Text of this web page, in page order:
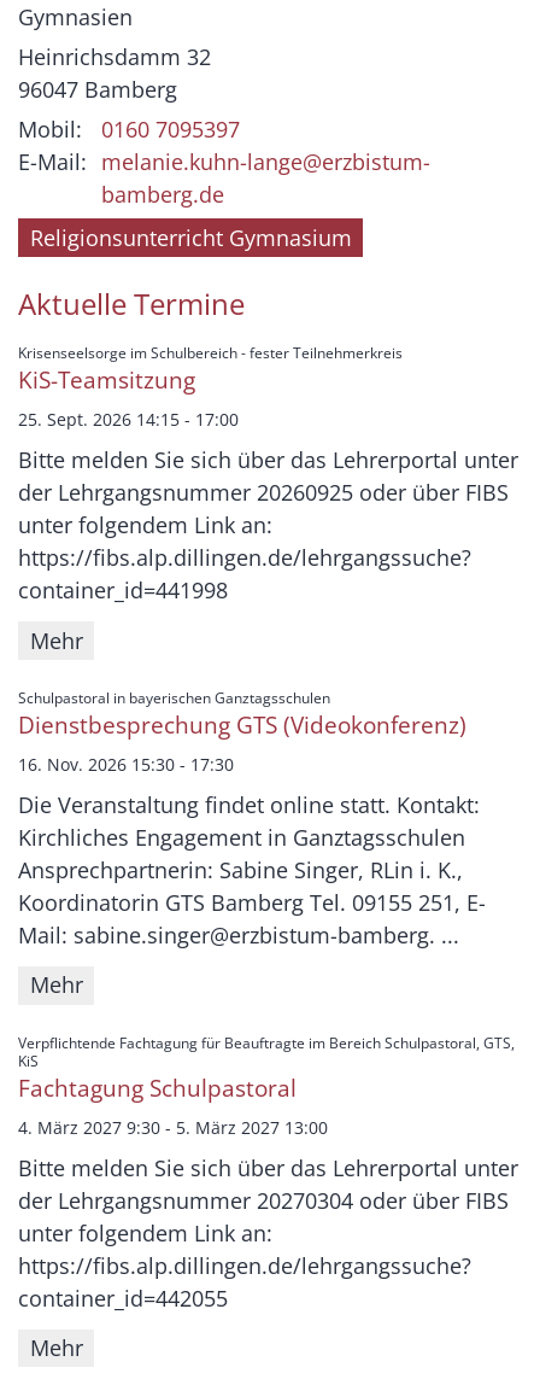
Gymnasien
Heinrichsdamm 32
96047 Bamberg
Mobil:
0160 7095397
E-Mail: melanie.kuhn-lange@erzbistum-
bamberg.de
Religionsunterricht Gymnasium
Aktuelle Termine
Krisenseelsorge im Schulbereich - fester Teilnehmerkreis:
KiS-Teamsitzung
25. Sept. 2026 14:15 - 17:00
Bitte melden Sie sich über das Lehrerportal unter
der Lehrgangsnummer 20260925 oder über FIBS
unter folgendem Link an:
https://fibs.alp.dillingen.de/lehrgangssuche?
container_id=441998
Mehr
Schulpastoral in bayerischen Ganztagsschulen:
Dienstbesprechung GTS (Videokonferenz)
16. Nov. 2026 15:30 - 17:30
Die Veranstaltung findet online statt. Kontakt:
Kirchliches Engagement in Ganztagsschulen
Ansprechpartnerin: Sabine Singer, RLin i. K.,
Koordinatorin GTS Bamberg Tel. 09155 251, E-
Mail: sabine.singer@erzbistum-bamberg. ...
Mehr
Verpflichtende Fachtagung für Beauftragte im Bereich Schulpastoral, GTS,
KiS
Fachtagung Schulpastoral
4. März 2027 9:30 - 5. März 2027 13:00
Bitte melden Sie sich über das Lehrerportal unter
der Lehrgangsnummer 20270304 oder über FIBS
unter folgendem Link an:
https://fibs.alp.dillingen.de/lehrgangssuche?
container_id=442055
Mehr